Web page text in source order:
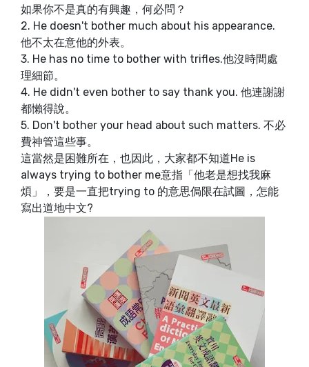
如果你不是真的有興趣，何必問？
2. He doesn't bother much about his appearance.
他不太在意他的外表。
3. He has no time to bother with trifles.他沒時間處
理細節。
4. He didn't even bother to say thank you. 他連謝謝
都懶得說。
5. Don't bother your head about such matters. 不必
費神管這些事。
這當然是困難所在，也因此，大家都不知道He is
always trying to bother me意指「他老是想找我麻
煩」，要是一直把trying to 的意思侷限在試圖，怎能
寫出道地中文?